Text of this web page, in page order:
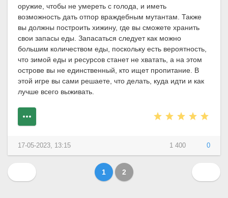
оружие, чтобы не умереть с голода, и иметь
возможность дать отпор враждебным мутантам. Также
вы должны построить хижину, где вы сможете хранить
свои запасы еды. Запасаться следует как можно
большим количеством еды, поскольку есть вероятность,
что зимой еды и ресурсов станет не хватать, а на этом
острове вы не единственный, кто ищет пропитание. В
этой игре вы сами решаете, что делать, куда идти и как
лучше всего выживать.
1 400 0
17-05-2023, 13:15
1 2